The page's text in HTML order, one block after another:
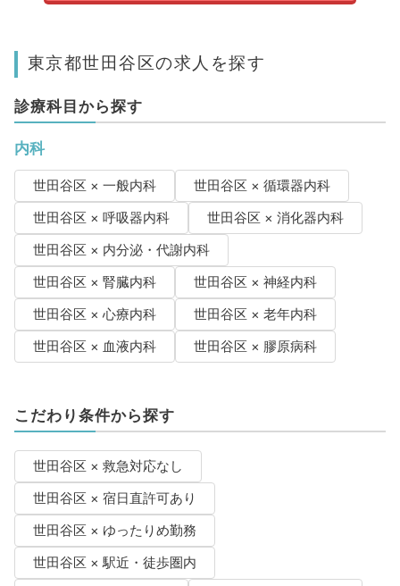
東京都世田谷区の求人を探す
診療科目から探す
内科
世田谷区 × 一般内科
世田谷区 × 循環器内科
世田谷区 × 呼吸器内科
世田谷区 × 消化器内科
世田谷区 × 内分泌・代謝内科
世田谷区 × 腎臓内科
世田谷区 × 神経内科
世田谷区 × 心療内科
世田谷区 × 老年内科
世田谷区 × 血液内科
世田谷区 × 膠原病科
こだわり条件から探す
世田谷区 × 救急対応なし
世田谷区 × 宿日直許可あり
世田谷区 × ゆったりめ勤務
世田谷区 × 駅近・徒歩圏内